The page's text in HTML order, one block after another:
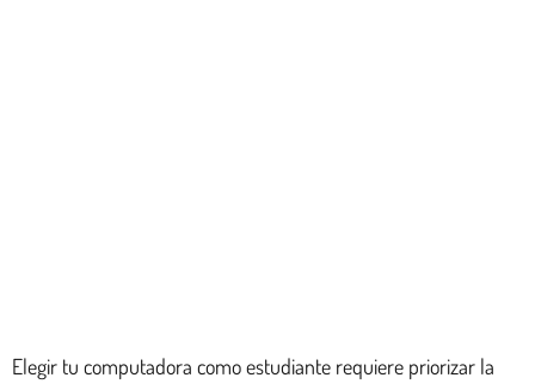
Elegir tu computadora como estudiante requiere priorizar la